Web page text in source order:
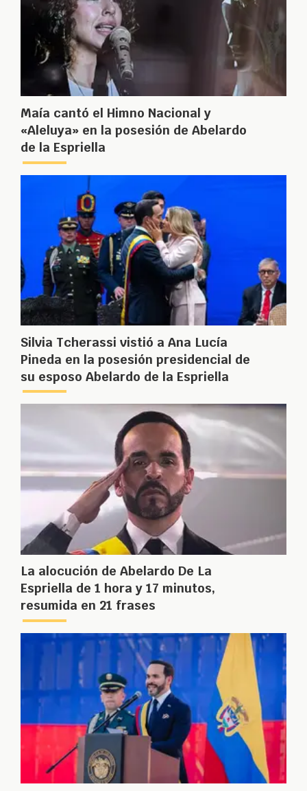
Maía cantó el Himno Nacional y
«Aleluya» en la posesión de Abelardo
de la Espriella
Silvia Tcherassi vistió a Ana Lucía
Pineda en la posesión presidencial de
su esposo Abelardo de la Espriella
La alocución de Abelardo De La
Espriella de 1 hora y 17 minutos,
resumida en 21 frases